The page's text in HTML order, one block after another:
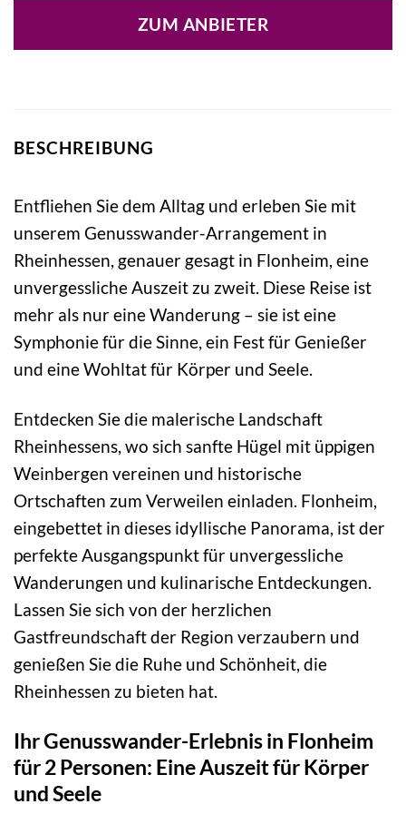
ZUM ANBIETER
BESCHREIBUNG
Entfliehen Sie dem Alltag und erleben Sie mit
unserem Genusswander-Arrangement in
Rheinhessen, genauer gesagt in Flonheim, eine
unvergessliche Auszeit zu zweit. Diese Reise ist
mehr als nur eine Wanderung – sie ist eine
Symphonie für die Sinne, ein Fest für Genießer
und eine Wohltat für Körper und Seele.
Entdecken Sie die malerische Landschaft
Rheinhessens, wo sich sanfte Hügel mit üppigen
Weinbergen vereinen und historische
Ortschaften zum Verweilen einladen. Flonheim,
eingebettet in dieses idyllische Panorama, ist der
perfekte Ausgangspunkt für unvergessliche
Wanderungen und kulinarische Entdeckungen.
Lassen Sie sich von der herzlichen
Gastfreundschaft der Region verzaubern und
genießen Sie die Ruhe und Schönheit, die
Rheinhessen zu bieten hat.
Ihr Genusswander-Erlebnis in Flonheim
für 2 Personen: Eine Auszeit für Körper
und Seele